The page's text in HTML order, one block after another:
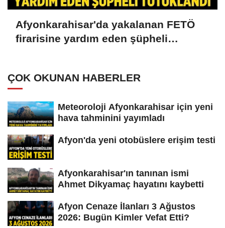
Afyonkarahisar'da yakalanan FETÖ
firarisine yardım eden şüpheli
ÇOK OKUNAN HABERLER
Meteoroloji Afyonkarahisar için yeni
hava tahminini yayımladı
Afyon'da yeni otobüslere erişim testi
Afyonkarahisar'ın tanınan ismi
Ahmet Dikyamaç hayatını kaybetti
Afyon Cenaze İlanları 3 Ağustos
2026: Bugün Kimler Vefat Etti?